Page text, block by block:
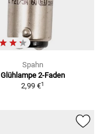
Spahn
Glühlampe 2-Faden
2,99 €1